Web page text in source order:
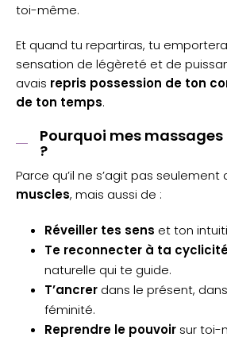
toi-même.
Et quand tu repartiras, tu
sensation de légèreté et de
avais repris possession de ton
de ton temps.
Pourquoi mes
?
Parce qu’il ne s’agit pas seulement
muscles, mais aussi de :
Réveiller tes sens et ton
Te reconnecter à ta
naturelle qui te guide.
T’ancrer dans le présent,
féminité.
Reprendre le pouvoir sur toi-